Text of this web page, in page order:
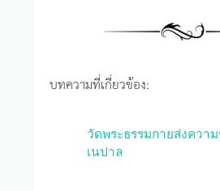
บทความที่เกี่ยวข้อง:
วัดพระธรรมกายส่งควา
เนปาล